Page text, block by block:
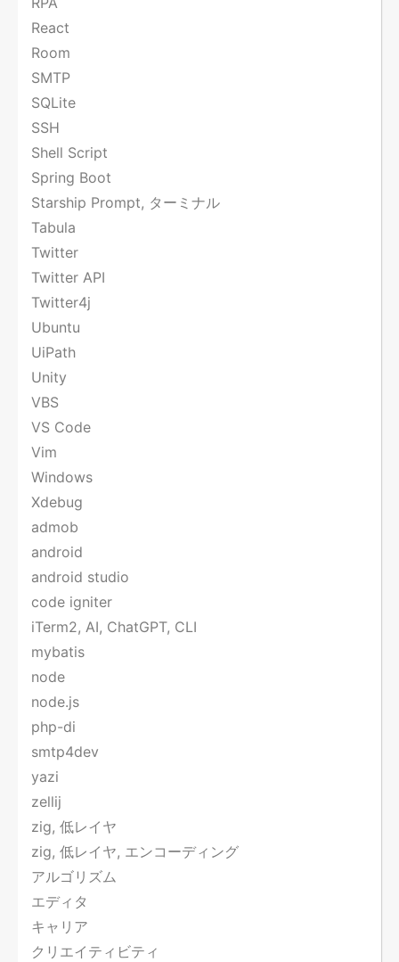
React
Room
SMTP
SQLite
SSH
Shell Script
Spring Boot
Starship Prompt, ターミナル
Tabula
Twitter
Twitter API
Twitter4j
Ubuntu
UiPath
Unity
VBS
VS Code
Vim
Windows
Xdebug
admob
android
android studio
code igniter
iTerm2, AI, ChatGPT, CLI
mybatis
node
node.js
php-di
smtp4dev
yazi
zellij
zig, 低レイヤ
zig, 低レイヤ, エンコーディング
アルゴリズム
エディタ
キャリア
クリエイティビティ